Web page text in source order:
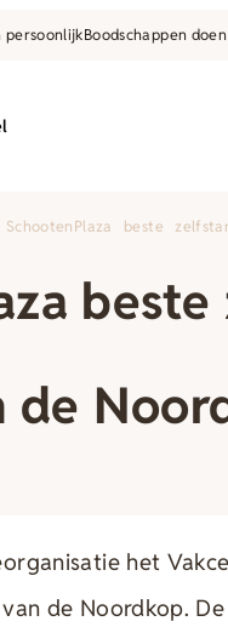
persoonlijkBoodschappen
beste
de
het
de Noordkop.